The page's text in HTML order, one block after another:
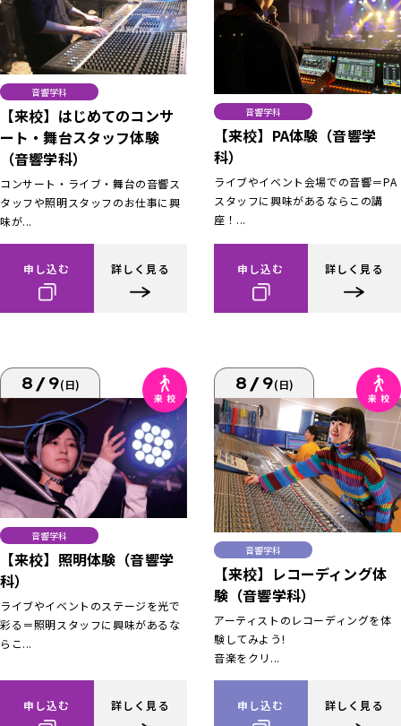
音響学科
【来校】はじめてのコンサ
ート・舞台スタッフ体験
（音響学科）
コンサート・ライブ・舞台の音響ス
タッフや照明スタッフのお仕事に興
味が...
申し込む 詳しく見る
音響学科
【来校】PA体験（音響学
科）
ライブやイベント会場での音響＝PA
スタッフに興味があるならこの講
座！...
申し込む 詳しく見る
8/9(日)
音響学科
【来校】照明体験（音響学
科）
ライブやイベントのステージを光で
彩る＝照明スタッフに興味があるな
らこ...
申し込む 詳しく見る
8/9(日)
音響学科
【来校】レコーディング体
験（音響学科）
アーティストのレコーディングを体
験してみよう!
音楽をクリ...
申し込む 詳しく見る